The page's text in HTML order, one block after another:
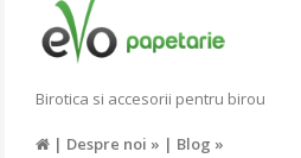
Birotica si accesorii pentru birou
| Despre noi » | Blog »